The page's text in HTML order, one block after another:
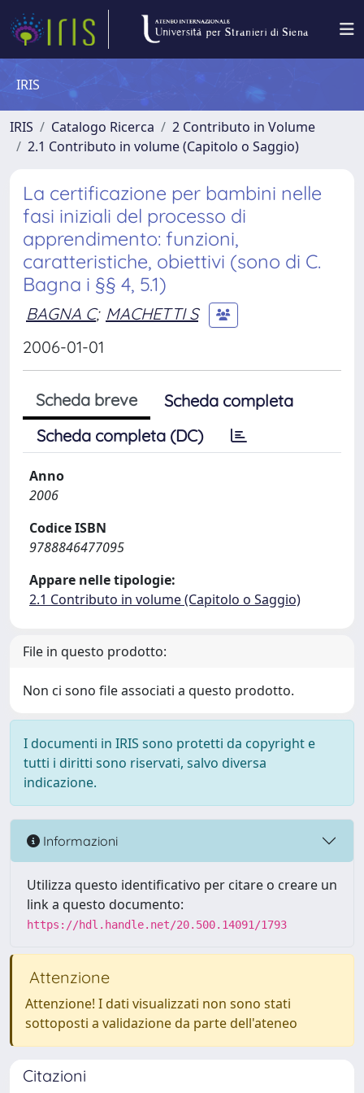
IRIS
IRIS Catalogo Ricerca
2 Contributo in Volume
2.1 Contributo in volume (Capitolo o Saggio)
La certificazione per bambini nelle
fasi iniziali del processo di
apprendimento: funzioni,
caratteristiche, obiettivi (sono di C.
Bagna i §§ 4, 5.1)
BAGNA C; MACHETTI S
2006-01-01
Scheda breve
Scheda completa
Scheda completa (DC)
Anno
2006
Codice ISBN
9788846477095
Appare nelle tipologie:
2.1 Contributo in volume (Capitolo o Saggio)
File in questo prodotto:
Non ci sono file associati a questo prodotto.
I documenti in IRIS sono protetti da copyright e
tutti i diritti sono riservati, salvo diversa
indicazione.
Informazioni
Utilizza questo identificativo per citare o creare un
link a questo documento:
https://hdl.handle.net/20.500.14091/1793
Attenzione
Attenzione! I dati visualizzati non sono stati
sottoposti a validazione da parte dell'ateneo
Citazioni